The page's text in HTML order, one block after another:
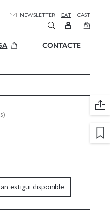
NEWSLETTER CAT CAST
0
CONTACTE
estigui disponible